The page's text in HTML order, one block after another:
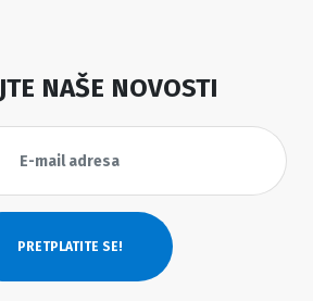
NAŠE NOVOSTI